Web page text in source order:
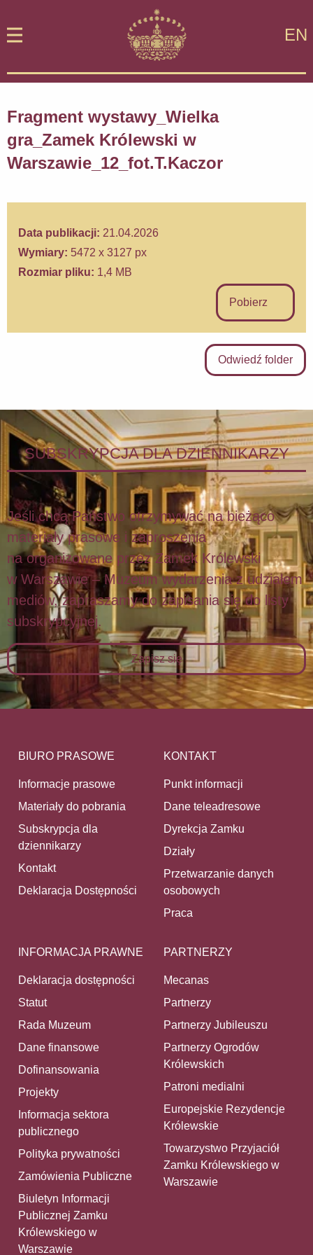
EN
Fragment wystawy_Wielka
gra_Zamek Królewski w
Warszawie_12_fot.T.Kaczor
Data publikacji: 21.04.2026
Wymiary: 5472 x 3127 px
Rozmiar pliku: 1,4 MB
Pobierz
Odwiedź folder
SUBSKRYPCJA DLA DZIENNIKARZY
Jeśli chcą Państwo otrzymywać na bieżąco
materiały prasowe i zaproszenia
na organizowane przez Zamek Królewski
w Warszawie – Muzeum wydarzenia z udziałem
mediów, zapraszamy do zapisania się do listy
subskrypcyjnej.
Zapisz się
BIURO PRASOWE
Informacje prasowe
Materiały do pobrania
Subskrypcja dla
dziennikarzy
Kontakt
Deklaracja Dostępności
KONTAKT
Punkt informacji
Dane teleadresowe
Dyrekcja Zamku
Działy
Przetwarzanie danych
osobowych
Praca
INFORMACJA PRAWNE
Deklaracja dostępności
Statut
Rada Muzeum
Dane finansowe
Dofinansowania
Projekty
Informacja sektora
publicznego
Polityka prywatności
Zamówienia Publiczne
Biuletyn Informacji
Publicznej Zamku
Królewskiego w
Warszawie
PARTNERZY
Mecanas
Partnerzy
Partnerzy Jubileuszu
Partnerzy Ogrodów
Królewskich
Patroni medialni
Europejskie Rezydencje
Królewskie
Towarzystwo Przyjaciół
Zamku Królewskiego w
Warszawie